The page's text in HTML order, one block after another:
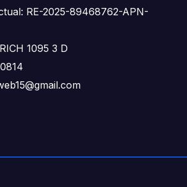
RE-2025-89468762-APN-
1095 3 D